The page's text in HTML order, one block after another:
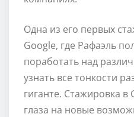
Одна из его первых
Google, где Рафаэль
поработать над
узнать все тонкости
гиганте. Стажировка
глаза на новые